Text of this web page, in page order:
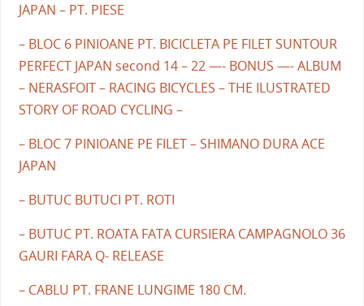
JAPAN – PT. PIESE
– BLOC 6 PINIOANE PT. BICICLETA PE FILET SUNTOUR
PERFECT JAPAN second 14 – 22 —- BONUS —- ALBUM
– NERASFOIT – RACING BICYCLES – THE ILUSTRATED
STORY OF ROAD CYCLING –
– BLOC 7 PINIOANE PE FILET – SHIMANO DURA ACE
JAPAN
– BUTUC BUTUCI PT. ROTI
– BUTUC PT. ROATA FATA CURSIERA CAMPAGNOLO 36
GAURI FARA Q- RELEASE
– CABLU PT. FRANE LUNGIME 180 CM.